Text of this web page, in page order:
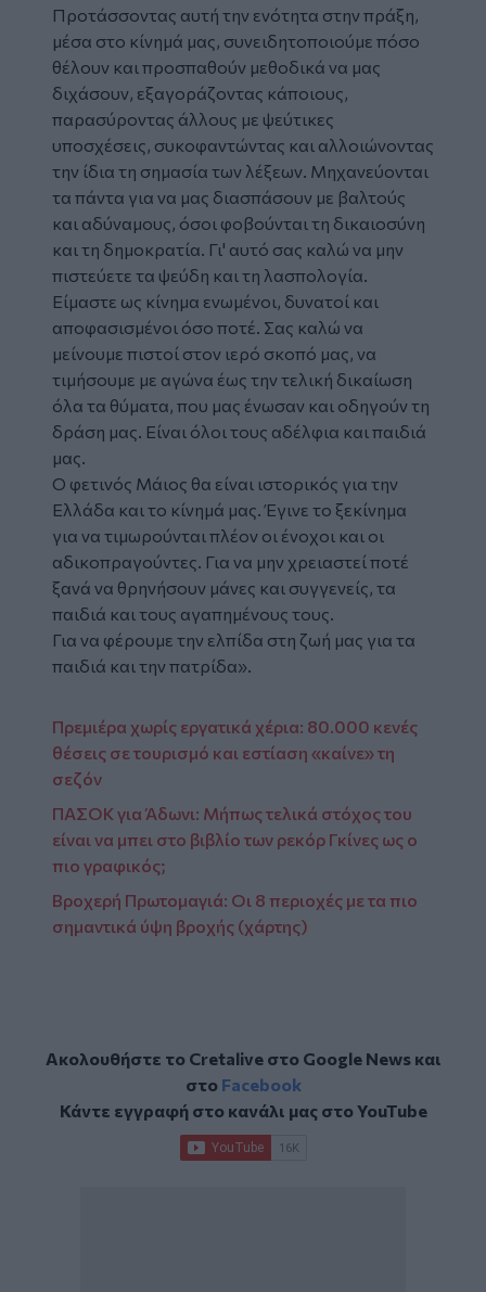
Προτάσσοντας αυτή την ενότητα στην πράξη,
μέσα στο κίνημά μας, συνειδητοποιούμε πόσο
θέλουν και προσπαθούν μεθοδικά να μας
διχάσουν, εξαγοράζοντας κάποιους,
παρασύροντας άλλους με ψεύτικες
υποσχέσεις, συκοφαντώντας και αλλοιώνοντας
την ίδια τη σημασία των λέξεων. Μηχανεύονται
τα πάντα για να μας διασπάσουν με βαλτούς
και αδύναμους, όσοι φοβούνται τη δικαιοσύνη
και τη δημοκρατία. Γι' αυτό σας καλώ να μην
πιστεύετε τα ψεύδη και τη λασπολογία.
Είμαστε ως κίνημα ενωμένοι, δυνατοί και
αποφασισμένοι όσο ποτέ. Σας καλώ να
μείνουμε πιστοί στον ιερό σκοπό μας, να
τιμήσουμε με αγώνα έως την τελική δικαίωση
όλα τα θύματα, που μας ένωσαν και οδηγούν τη
δράση μας. Είναι όλοι τους αδέλφια και παιδιά
μας.
Ο φετινός Μάιος θα είναι ιστορικός για την
Ελλάδα και το κίνημά μας. Έγινε το ξεκίνημα
για να τιμωρούνται πλέον οι ένοχοι και οι
αδικοπραγούντες. Για να μην χρειαστεί ποτέ
ξανά να θρηνήσουν μάνες και συγγενείς, τα
παιδιά και τους αγαπημένους τους.
Για να φέρουμε την ελπίδα στη ζωή μας για τα
παιδιά και την πατρίδα».
Πρεμιέρα χωρίς εργατικά χέρια: 80.000 κενές
θέσεις σε τουρισμό και εστίαση «καίνε» τη
σεζόν
ΠΑΣΟΚ για Άδωνι: Μήπως τελικά στόχος του
είναι να μπει στο βιβλίο των ρεκόρ Γκίνες ως ο
πιο γραφικός;
Βροχερή Πρωτομαγιά: Οι 8 περιοχές με τα πιο
σημαντικά ύψη βροχής (χάρτης)
Ακολουθήστε το Cretalive στο Google Newsκαι
στο Facebook
Κάντε εγγραφή στο κανάλι μας στοYouTube